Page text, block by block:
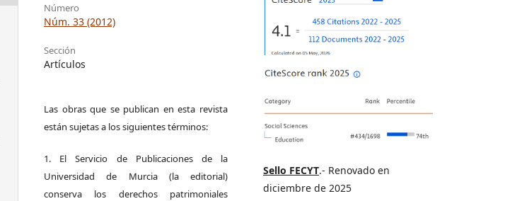
Número
Núm. 33 (2012)
Sección
Artículos
Las obras que se publican en esta revista
están sujetas a los siguientes términos:
1. El Servicio de Publicaciones de la
Universidad de Murcia (la editorial)
conserva los derechos patrimoniales
Sello FECYT.- Renovado en
diciembre de 2025